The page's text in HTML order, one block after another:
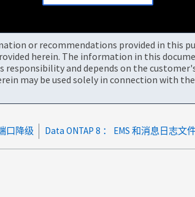
or recommendations provided in this
herein. The information in this
and depends on the
may be used solely in connection with
口降级